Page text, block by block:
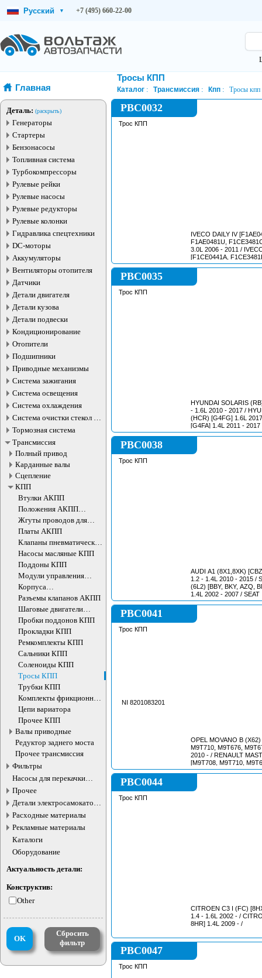
Русский ▾ +7 (495) 660-22-00
Главная
Деталь: (раскрыть)
Генераторы
Стартеры
Бензонасосы
Топливная система
Турбокомпрессоры
Рулевые рейки
Рулевые насосы
Рулевые редукторы
Рулевые колонки
Гидравлика спецтехники
DC-моторы
Аккумуляторы
Вентиляторы отопителя
Датчики
Детали двигателя
Детали кузова
Детали подвески
Кондиционирование
Отопители
Подшипники
Приводные механизмы
Система зажигания
Система освещения
Система охлаждения
Система очистки стекол и
фар
Тормозная система
Трансмиссия
Полный привод
Карданные валы
Сцепление
КПП
Втулки АКПП
Положения AКПП
датчики
Жгуты проводов для
АКПП
Платы АКПП
Клапаны пневматические
КПП
Насосы масляные КПП
Поддоны КПП
Модули управления
АКПП
Корпуса
гидроаккумуляторов КПП
Разъемы клапанов АКПП
Шаговые двигатели
вариаторов
Пробки поддонов КПП
Прокладки КПП
Ремкомплекты КПП
Сальники КПП
Соленоиды КПП
Тросы КПП
Трубки КПП
Комплекты фрикционных
дисков
Цепи вариатора
Прочее КПП
Валы приводные
Редуктор заднего моста
Прочее трансмиссия
Фильтры
Насосы для перекачки
жидкостей
Прочее
Детали электросамокатов и
электротранспорта
Расходные материалы
Рекламные материалы
Каталоги
Оборудование
Актуальность детали:
Конструктив:
Other
OK
Сбросить
фильтр
Тросы КПП
Каталог Трансмиссия Кпп Тросы кпп
PBC0032
Трос КПП
IVECO DAILY IV
F1AE0481U,
3.0L 2006 - 2011 /
[F1CE0441A,
- 3.0L 2011 - 2014 /
PBC0035
Трос КПП
HYUNDAI SOLARIS
- 1.6L 2010 - 2017 /
(HCR) [G4FG] 1.6L
[G4FA] 1.4L 2011 - 2017
PBC0038
Трос КПП
AUDI A1 (8X1,8XK)
1.2 - 1.4L 2010 - 2015 /
(6L2) [BBY, BKY, AZQ,
1.4L 2002 - 2007 /
[AZQ, BME, AUB, BBZ,
- 1.6L 2008 - 2017 /
PBC0041
Трос КПП
NI 8201083201
OPEL MOVANO B
M9T710, M9T676,
2010 - / RENAULT
[M9T708, M9T710,
M9T694] 2.3L 2010 - /
PBC0044
Трос КПП
CITROEN C3 I (FC)
1.4 - 1.6L 2002 - / CITROEN C3 II [8HZ ,
8HR] 1.4L 2009 - /
PBC0047
Трос КПП